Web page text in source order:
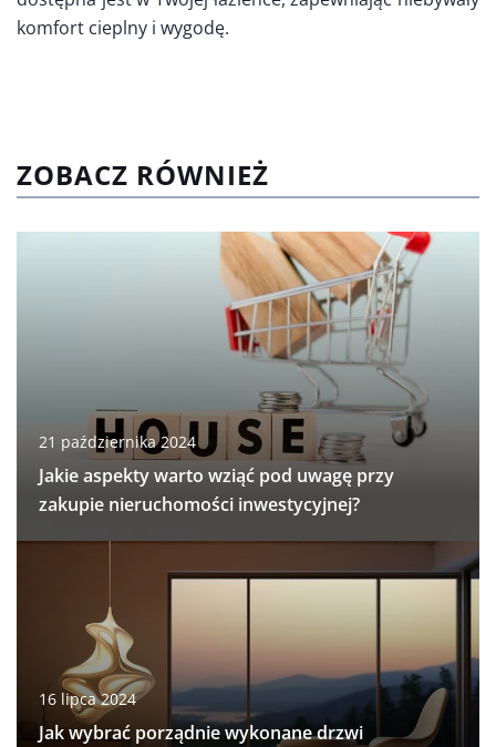
komfort cieplny i wygodę.
ZOBACZ RÓWNIEŻ
21 października 2024
Jakie aspekty warto wziąć pod uwagę przy
zakupie nieruchomości inwestycyjnej?
16 lipca 2024
Jak wybrać porządnie wykonane drzwi